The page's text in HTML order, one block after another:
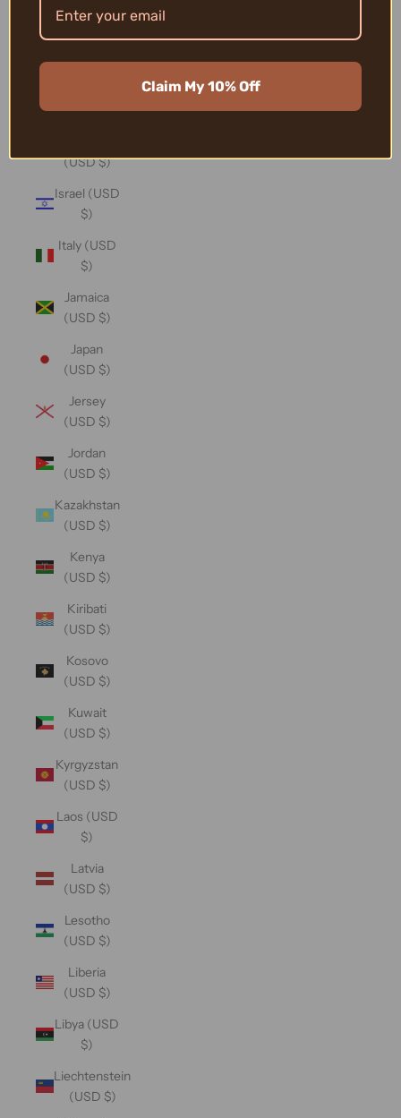
Iraq (USD
(USD $)
(USD $)
Israel (USD
$)
Italy (USD
$)
Jamaica
(USD $)
Japan
(USD $)
Jersey
(USD $)
Jordan
(USD $)
Kazakhstan
(USD $)
Kenya
(USD $)
Kiribati
(USD $)
Kosovo
(USD $)
Kuwait
(USD $)
Kyrgyzstan
(USD $)
Laos (USD
$)
Latvia
(USD $)
Lesotho
(USD $)
Liberia
(USD $)
Libya (USD
$)
Liechtenstein
(USD $)
Claim My 10% Off